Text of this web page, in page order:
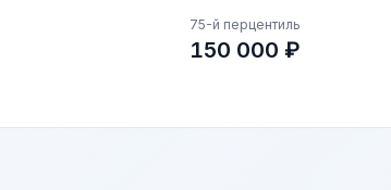
75-й перцентиль
150 000 ₽